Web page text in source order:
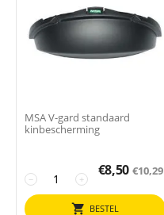
MSA V-gard standaard
kinbescherming
+
−
€8,50 €10,29
BESTEL